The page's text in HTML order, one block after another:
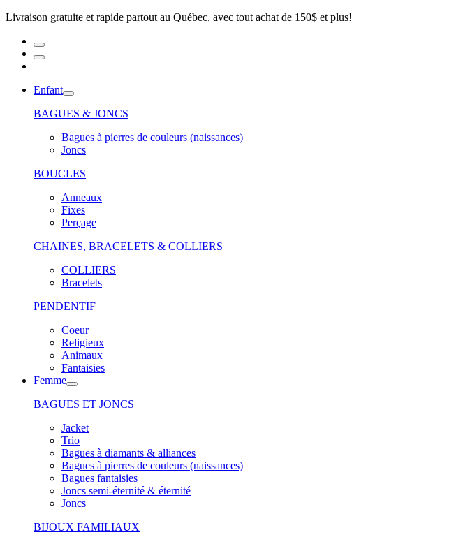
Livraison gratuite et rapide partout au Québec, avec tout achat de 150$ et plus!
Enfant
BAGUES & JONCS
Bagues à pierres de couleurs (naissances)
Joncs
BOUCLES
Anneaux
Fixes
Perçage
CHAINES, BRACELETS & COLLIERS
COLLIERS
Bracelets
PENDENTIF
Coeur
Religieux
Animaux
Fantaisies
Femme
BAGUES ET JONCS
Jacket
Trio
Bagues à diamants & alliances
Bagues à pierres de couleurs (naissances)
Bagues fantaisies
Joncs semi-éternité & éternité
Joncs
BIJOUX FAMILIAUX